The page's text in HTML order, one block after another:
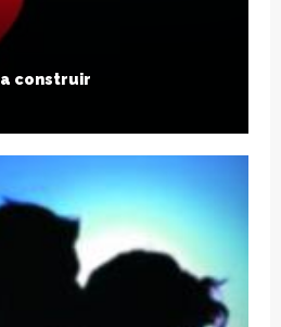
por que isso acontece?